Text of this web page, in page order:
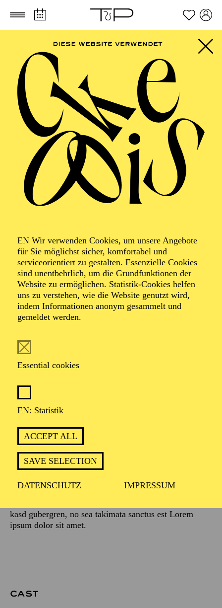
Zum Hauptinhalt springen Zum Footer springen
EN Wir verwenden Cookies, um unsere Angebote
für Sie möglichst sicher, komfortabel und
serviceorientiert zu gestalten. Essenzielle Cookies
sind unentbehrlich, um die Grundfunktionen der
Website zu ermöglichen. Statistik-Cookies helfen
uns zu verstehen, wie die Website genutzt wird,
indem Informationen anonym gesammelt und
gemeldet werden.
Essential cookies
EN: Statistik
ACCEPT ALL
SAVE SELECTION
DATENSCHUTZ IMPRESSUM
OPERA
UA Verzauberte
Stadt (JORR)
Samuel Penderbayne Uraufführung - Familienoper nach
dem gleichnamigen Roman von Edith Nesbit
sed diam nonumy eirmod tempor invidunt ut labore et
dolore magna aliquyam erat, sed diam voluptua. At
vero eos et accusam et justo duo dolores et ea rebum.
Stet clita kasd gubergren, no sea takimata sanctus est
Lorem ipsum dolor sit amet. Lorem ipsum dolor sit
amet, consetetur sadipscing elitr, sed diam nonumy
eirmod tempor invidunt ut labore et dolore magna
kasd gubergren, no sea takimata sanctus est Lorem
ipsum dolor sit amet.
CAST